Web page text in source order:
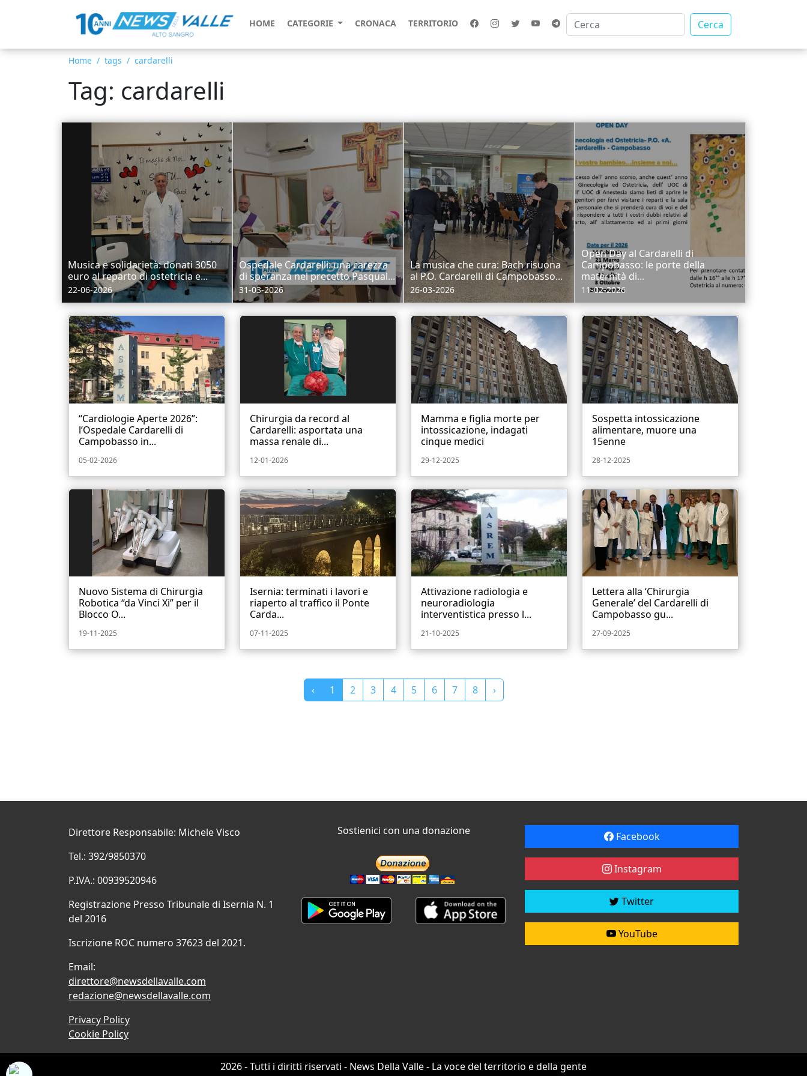
HOME CATEGORIE CRONACA TERRITORIO Cerca
Home tags cardarelli
Tag: cardarelli
Musica e solidarietà: donati 3050
euro al reparto di ostetricia e...
22-06-2026
Ospedale Cardarelli: una carezza
di speranza nel precetto Pasqual...
31-03-2026
La musica che cura: Bach risuona
al P.O. Cardarelli di Campobasso...
26-03-2026
Open Day al Cardarelli di
Campobasso: le porte della
maternità di...
11-02-2026
“Cardiologie Aperte 2026”:
l’Ospedale Cardarelli di
Campobasso in...
05-02-2026
Chirurgia da record al
Cardarelli: asportata una
massa renale di...
12-01-2026
Mamma e figlia morte per
intossicazione, indagati
cinque medici
29-12-2025
Sospetta intossicazione
alimentare, muore una
15enne
28-12-2025
Nuovo Sistema di Chirurgia
Robotica “da Vinci Xi” per il
Blocco O...
19-11-2025
Isernia: terminati i lavori e
riaperto al traffico il Ponte
Carda...
07-11-2025
Attivazione radiologia e
neuroradiologia
interventistica presso l...
21-10-2025
Lettera alla ‘Chirurgia
Generale’ del Cardarelli di
Campobasso gu...
27-09-2025
‹ 1 2 3 4 5 6 7 8 ›
Direttore Responsabile: Michele Visco
Tel.: 392/9850370
P.IVA.: 00939520946
Registrazione Presso Tribunale di Isernia N. 1
del 2016
Iscrizione ROC numero 37623 del 2021.
Email:
direttore@newsdellavalle.com
redazione@newsdellavalle.com
Privacy Policy
Cookie Policy
Sostienici con una donazione Facebook
Instagram
Twitter
YouTube
2026 - Tutti i diritti riservati - News Della Valle - La voce del territorio e della gente